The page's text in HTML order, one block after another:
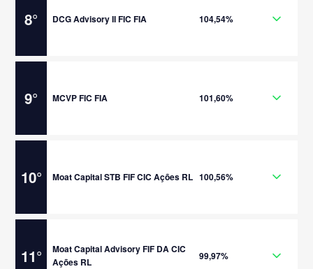
8° DCG Advisory II FIC FIA 104,54%
9° MCVP FIC FIA 101,60%
10° Moat Capital STB FIF CIC Ações RL 100,56%
11°
Moat Capital Advisory FIF DA CIC
Ações RL
99,97%